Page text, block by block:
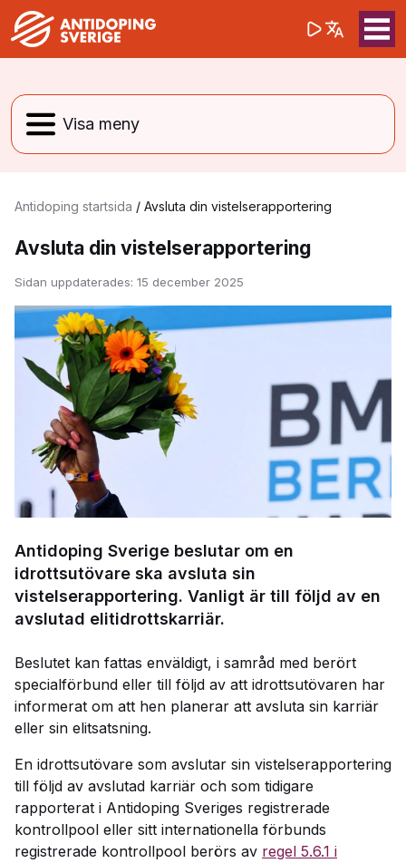
Sök på(opens in a
Antidoping startsida / Avsluta din vistelserapportering
Avsluta din vistelserapportering
Sidan uppdaterades: 15 december 2025
Antidoping Sverige beslutar om en
idrottsutövare ska avsluta sin
vistelserapportering. Vanligt är till följd av en
avslutad elitidrottskarriär.
Beslutet kan fattas enväldigt, i samråd med berört
specialförbund eller till följd av att idrottsutövaren har
informerat om att hen planerar att avsluta sin karriär
eller sin elitsatsning.
En idrottsutövare som avslutar sin vistelserapportering
till följd av avslutad karriär och som tidigare
rapporterat i Antidoping Sveriges registrerade
kontrollpool eller sitt internationella förbunds
registrerade kontrollpool berörs av regel 5.6.1 i